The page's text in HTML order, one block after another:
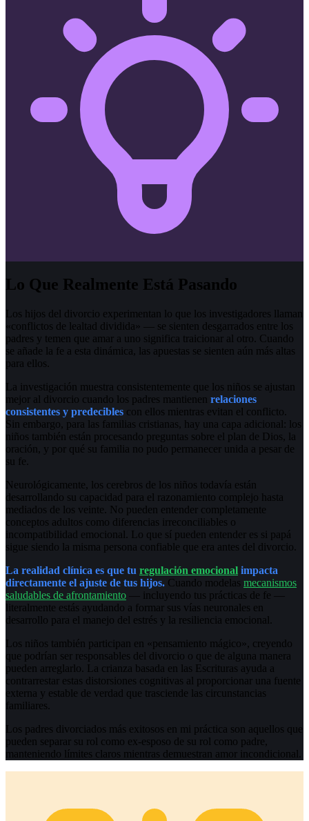
Lo Que Realmente Está Pasando
Los hijos del divorcio experimentan lo que los investigadores llaman
«conflictos de lealtad dividida» — se sienten desgarrados entre los
padres y temen que amar a uno significa traicionar al otro. Cuando
se añade la fe a esta dinámica, las apuestas se sienten aún más altas
para ellos.
La investigación muestra consistentemente que los niños se ajustan
mejor al divorcio cuando los padres mantienen relaciones
consistentes y predecibles con ellos mientras evitan el conflicto.
Sin embargo, para las familias cristianas, hay una capa adicional: los
niños también están procesando preguntas sobre el plan de Dios, la
oración, y por qué su familia no pudo permanecer unida a pesar de
su fe.
Neurológicamente, los cerebros de los niños todavía están
desarrollando su capacidad para el razonamiento complejo hasta
mediados de los veinte. No pueden entender completamente
conceptos adultos como diferencias irreconciliables o
incompatibilidad emocional. Lo que sí pueden entender es si papá
sigue siendo la misma persona confiable que era antes del divorcio.
La realidad clínica es que tu regulación emocional impacta
directamente el ajuste de tus hijos. Cuando modelas mecanismos
saludables de afrontamiento — incluyendo tus prácticas de fe —
literalmente estás ayudando a formar sus vías neuronales en
desarrollo para el manejo del estrés y la resiliencia emocional.
Los niños también participan en «pensamiento mágico», creyendo
que podrían ser responsables del divorcio o que de alguna manera
pueden arreglarlo. La crianza basada en las Escrituras ayuda a
contrarrestar estas distorsiones cognitivas al proporcionar una fuente
externa y estable de verdad que trasciende las circunstancias
familiares.
Los padres divorciados más exitosos en mi práctica son aquellos que
pueden separar su rol como ex-esposo de su rol como padre,
manteniendo límites claros mientras demuestran amor incondicional.